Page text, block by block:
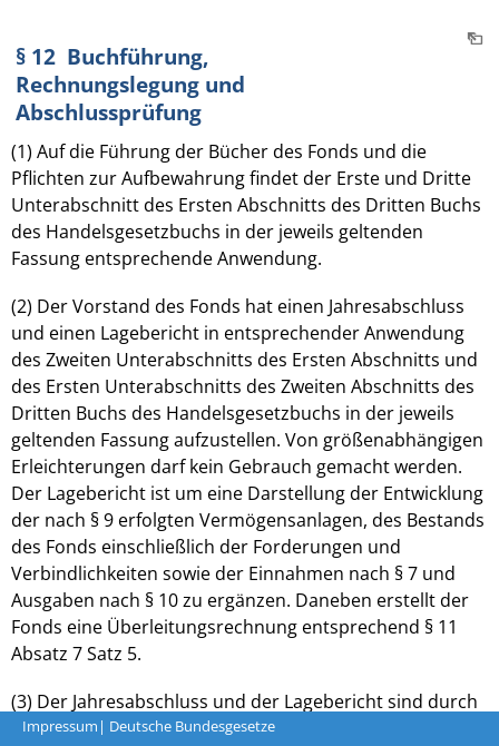
Impressum | Deutsche Bundesgesetze
§ 12 Buchführung,
Rechnungslegung und
Abschlussprüfung
(1) Auf die Führung der Bücher des Fonds und die
Pflichten zur Aufbewahrung findet der Erste und Dritte
Unterabschnitt des Ersten Abschnitts des Dritten Buchs
des Handelsgesetzbuchs in der jeweils geltenden
Fassung entsprechende Anwendung.
(2) Der Vorstand des Fonds hat einen Jahresabschluss
und einen Lagebericht in entsprechender Anwendung
des Zweiten Unterabschnitts des Ersten Abschnitts und
des Ersten Unterabschnitts des Zweiten Abschnitts des
Dritten Buchs des Handelsgesetzbuchs in der jeweils
geltenden Fassung aufzustellen. Von größenabhängigen
Erleichterungen darf kein Gebrauch gemacht werden.
Der Lagebericht ist um eine Darstellung der Entwicklung
der nach § 9 erfolgten Vermögensanlagen, des Bestands
des Fonds einschließlich der Forderungen und
Verbindlichkeiten sowie der Einnahmen nach § 7 und
Ausgaben nach § 10 zu ergänzen. Daneben erstellt der
Fonds eine Überleitungsrechnung entsprechend § 11
Absatz 7 Satz 5.
(3) Der Jahresabschluss und der Lagebericht sind durch
einen Abschlussprüfer in entsprechender Anwendung